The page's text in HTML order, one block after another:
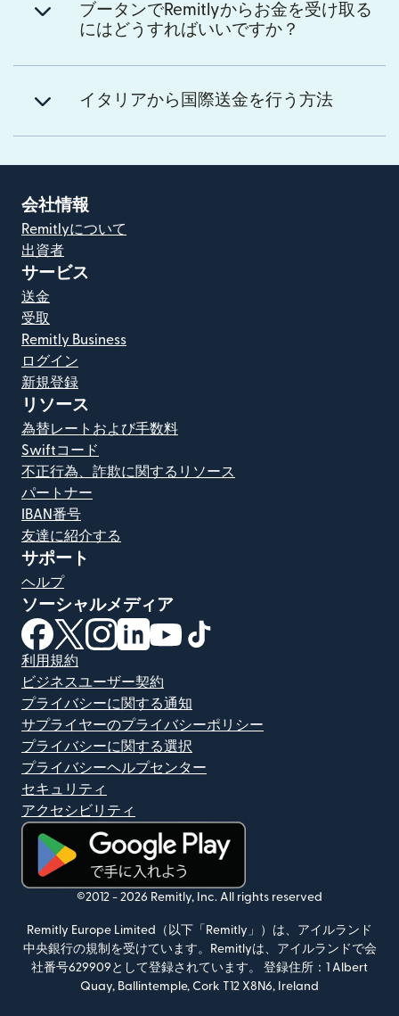
ブータンでRemitlyからお金を受け取る
にはどうすればいいですか？
イタリアから国際送金を行う方法
会社情報
Remitlyについて
出資者
サービス
送金
受取
Remitly Business
ログイン
新規登録
リソース
為替レートおよび手数料
Swiftコード
不正行為、詐欺に関するリソース
パートナー
IBAN番号
友達に紹介する
サポート
ヘルプ
ソーシャルメディア
（別ウィンドウで開きます）
（別ウィンドウで開きます）
（別ウィンドウで開きます）
（別ウィンドウで開きます）
（別ウィンドウで開きます）
利用規約
ビジネスユーザー契約
プライバシーに関する通知
サプライヤーのプライバシーポリシー
プライバシーに関する選択
プライバシーヘルプセンター
セキュリティ
アクセシビリティ
（別ウィンドウで開きます）
©2012 - 2026 Remitly, Inc. All rights reserved
Remitly Europe Limited（以下「Remitly」）は、アイルランド
中央銀行の規制を受けています。Remitlyは、アイルランドで会
社番号629909として登録されています。 登録住所：1 Albert
Quay, Ballintemple, Cork T12 X8N6, Ireland